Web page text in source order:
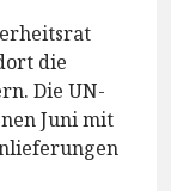
die
Die UN-
Juni mit